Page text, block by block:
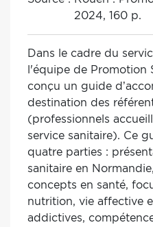
2024, 160 p.
Dans le cadre du
l'équipe de Promotion
conçu un guide
destination des
(professionnels
service sanitaire). Ce
quatre parties :
sanitaire en
concepts en santé,
nutrition, vie affective
addictives,